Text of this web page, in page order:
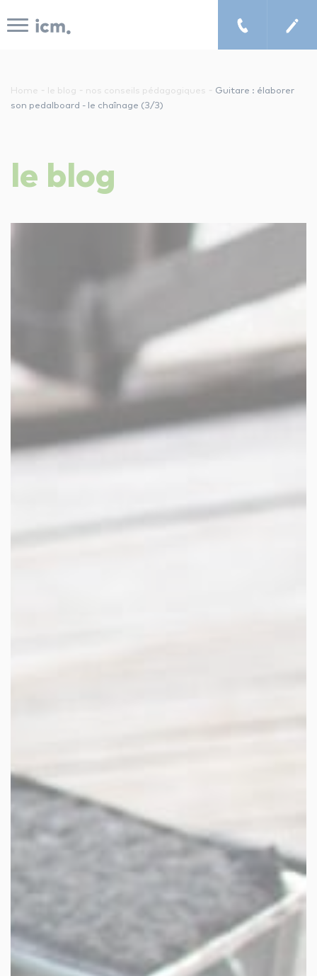
cours de musique à domicile
chercher un enseignant
les tarifs
les autres activités d'icm
le blog
les métiers d’icm
Home - le blog - nos conseils pédagogiques - Guitare : élaborer
son pedalboard - le chaînage (3/3)
le blog